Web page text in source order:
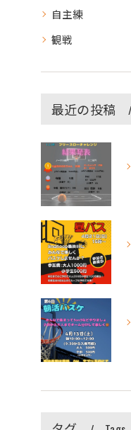
自主練
観戦
最近の投稿